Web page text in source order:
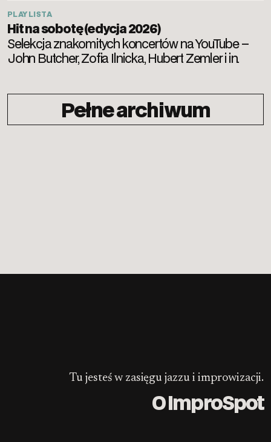
Hit na sobotę (edycja 2026)
Selekcja znakomitych koncertów na YouTube –
John Butcher, Zofia Ilnicka, Hubert Zemler i in.
PLAYLISTA
Pełne archiwum
Tu jesteś w zasięgu jazzu i improwizacji.
O ImproSpot